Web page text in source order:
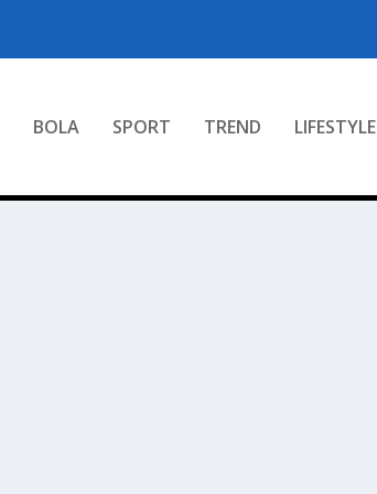
BOLA SPORT TREND LIFESTYLE